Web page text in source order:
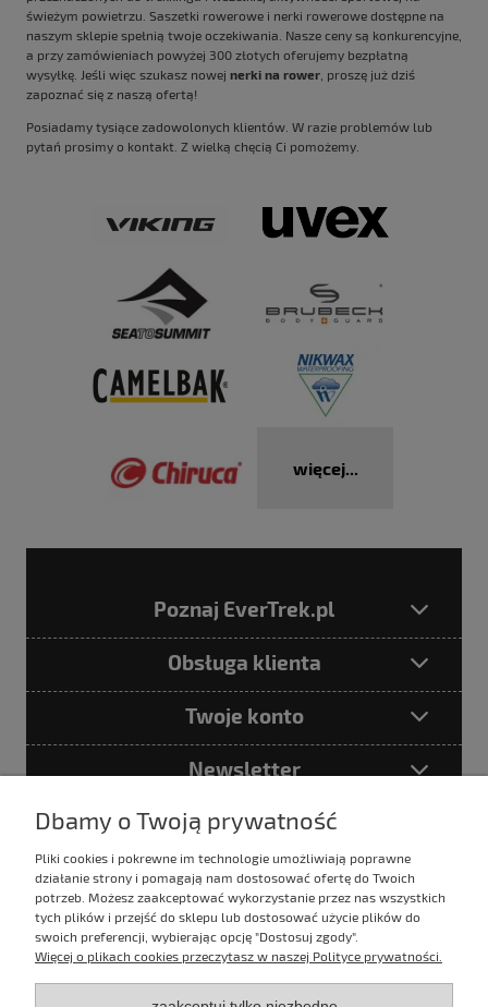
świeżym powietrzu. Saszetki rowerowe i nerki rowerowe dostępne na
naszym sklepie spełnią twoje oczekiwania. Nasze ceny są konkurencyjne,
a przy zamówieniach powyżej 300 złotych oferujemy bezpłatną
wysyłkę. Jeśli więc szukasz nowej nerki na rower , proszę już dziś
zapoznać się z naszą ofertą!
Posiadamy tysiące zadowolonych klientów. W razie problemów lub
pytań prosimy o kontakt. Z wielką chęcią Ci pomożemy.
więcej...
Poznaj EverTrek.pl
Obsługa klienta
Twoje konto
Newsletter
Podając adres e-mail akceptujesz
Politykę prywatności
E-mail:
Dbamy o Twoją prywatność
Pliki cookies i pokrewne im technologie umożliwiają poprawne
działanie strony i pomagają nam dostosować ofertę do Twoich
potrzeb. Możesz zaakceptować wykorzystanie przez nas wszystkich
tych plików i przejść do sklepu lub dostosować użycie plików do
swoich preferencji, wybierając opcję "Dostosuj zgody".
Więcej o plikach cookies przeczytasz w naszej Polityce prywatności.